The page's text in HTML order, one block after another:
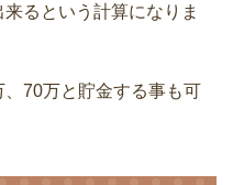
るという計算になりま
70万と貯金する事も可